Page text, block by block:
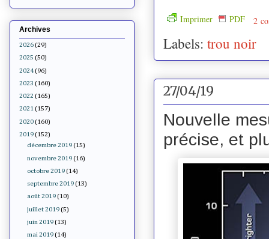
Imprimer PDF 2
Labels: trou noir
27/04/19
Nouvelle
précise, et
Archives
2026 (29)
2025 (50)
2024 (96)
2023 (160)
2022 (165)
2021 (157)
2020 (160)
2019 (152)
décembre 2019 (15)
novembre 2019 (16)
octobre 2019 (14)
septembre 2019 (13)
août 2019 (10)
juillet 2019 (5)
juin 2019 (13)
mai 2019 (14)